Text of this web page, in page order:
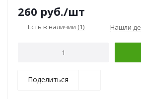
260 руб./шт
Есть в наличии (1) Нашли
Поделиться